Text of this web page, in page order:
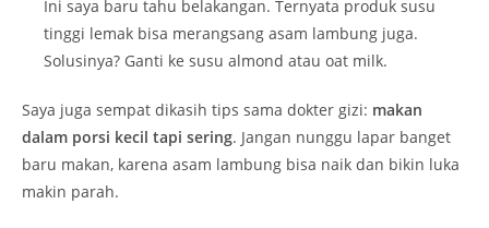
Ini saya baru tahu belakangan. Ternyata produk susu
tinggi lemak bisa merangsang asam lambung juga.
Solusinya? Ganti ke susu almond atau oat milk.
Saya juga sempat dikasih tips sama dokter gizi: makan
dalam porsi kecil tapi sering. Jangan nunggu lapar banget
baru makan, karena asam lambung bisa naik dan bikin luka
makin parah.